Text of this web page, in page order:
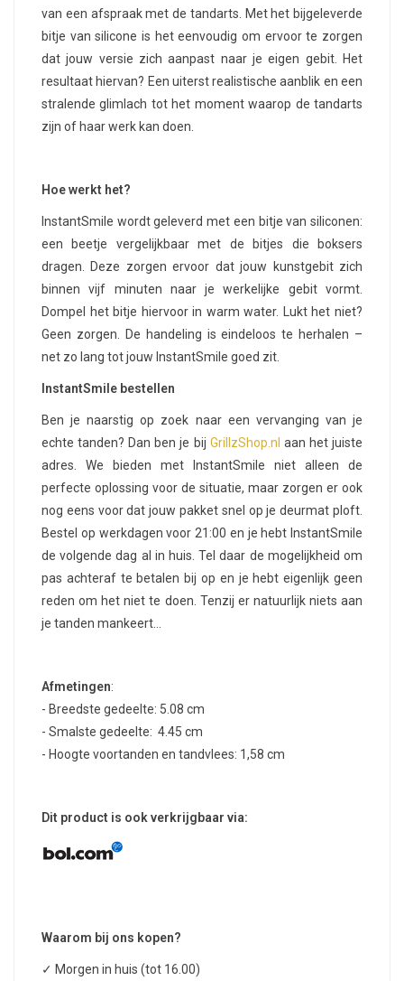
van een afspraak met de tandarts. Met het bijgeleverde
bitje van silicone is het eenvoudig om ervoor te zorgen
dat jouw versie zich aanpast naar je eigen gebit. Het
resultaat hiervan? Een uiterst realistische aanblik en een
stralende glimlach tot het moment waarop de tandarts
zijn of haar werk kan doen.
Hoe werkt het?
InstantSmile wordt geleverd met een bitje van siliconen:
een beetje vergelijkbaar met de bitjes die boksers
dragen. Deze zorgen ervoor dat jouw kunstgebit zich
binnen vijf minuten naar je werkelijke gebit vormt.
Dompel het bitje hiervoor in warm water. Lukt het niet?
Geen zorgen. De handeling is eindeloos te herhalen –
net zo lang tot jouw InstantSmile goed zit.
InstantSmile bestellen
Ben je naarstig op zoek naar een vervanging van je
echte tanden? Dan ben je bij GrillzShop.nl aan het juiste
adres. We bieden met InstantSmile niet alleen de
perfecte oplossing voor de situatie, maar zorgen er ook
nog eens voor dat jouw pakket snel op je deurmat ploft.
Bestel op werkdagen voor 21:00 en je hebt InstantSmile
de volgende dag al in huis. Tel daar de mogelijkheid om
pas achteraf te betalen bij op en je hebt eigenlijk geen
reden om het niet te doen. Tenzij er natuurlijk niets aan
je tanden mankeert…
Afmetingen:
- Breedste gedeelte: 5.08 cm
- Smalste gedeelte: 4.45 cm
- Hoogte voortanden en tandvlees: 1,58 cm
Dit product is ook verkrijgbaar via:
Waarom bij ons kopen?
✓ Morgen in huis (tot 16.00)